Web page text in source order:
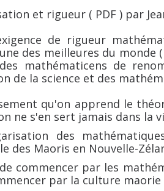
et rigueur ( PDF ) par
de rigueur
des meilleures du monde
mathématicens de
de la science et des
qu'on apprend le
ne s'en sert jamais dans la
des
des Maoris en Nouvelle-
commencer par les
par la culture